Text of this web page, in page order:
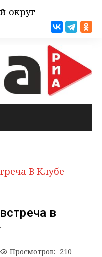
округ
В Клубе
в
Просмотров: 210